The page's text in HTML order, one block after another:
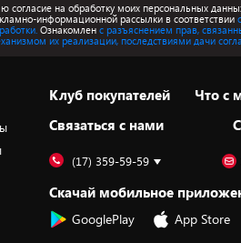
согласие на обработку моих персональных
информационной рассылки в соответствии
Ознакомлен с разъяснением прав,
их реализации, последствиями дачи
Клуб покупателей
Cвязаться с нами
Что с
(17) 359-59-59
Скачай мобильное
GooglePlay App Store